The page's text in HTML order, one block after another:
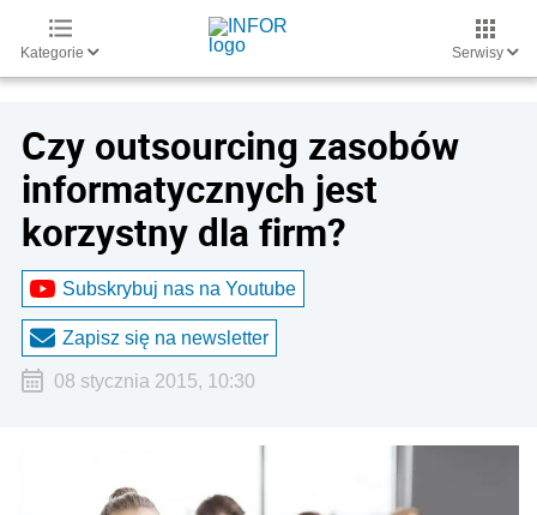
Kategorie Serwisy
Czy outsourcing zasobów
informatycznych jest
korzystny dla firm?
Subskrybuj nas na Youtube
Zapisz się na newsletter
08 stycznia 2015, 10:30